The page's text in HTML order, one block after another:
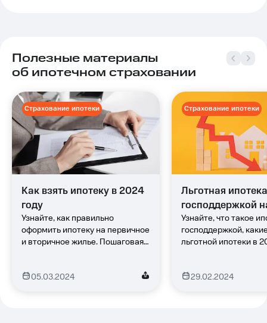
Полезные материалы
об ипотечном страховании
Страхование ипотеки
Как взять ипотеку в 2024
году
Узнайте, как правильно
оформить ипотеку на первичное
и вторичное жилье. Пошаговая
документы и советы экспертов!
05.03.2024
Страхование ипотеки
Льготная
господдержкой
год
Узнайте, что такое
господдержкой,
льготной ипотеки в
кредитование.
29.02.2024